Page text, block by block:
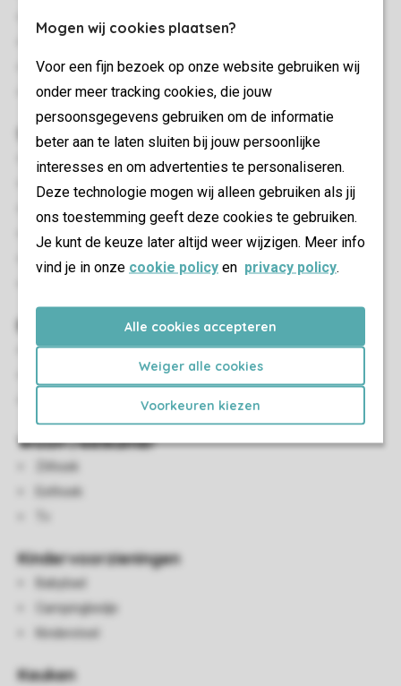
Mogen wij cookies plaatsen?
Voor een fijn bezoek op onze website gebruiken wij
onder meer tracking cookies, die jouw
persoonsgegevens gebruiken om de informatie
beter aan te laten sluiten bij jouw persoonlijke
interesses en om advertenties te personaliseren.
Deze technologie mogen wij alleen gebruiken als jij
ons toestemming geeft deze cookies te gebruiken.
Je kunt de keuze later altijd weer wijzigen. Meer info
vind je in onze cookie policy en privacy policy.
Alle cookies accepteren
Weiger alle cookies
Voorkeuren kiezen
Rookvrij
Huisdieren toegestaan
Slaapkamer(s)
Aantal slaapkamers: 2
Slaapkamers beneden: 2
Slaapkamer beneden
Aantal stapelbedden: 1
Aantal tweepersoonsbedden: 1
Terrasmeubilair
Woon-/eetkamer
Zithoek
Eethoek
Kindervoorzieningen
Babybad
Campingbedje
Kinderstoel
Keuken